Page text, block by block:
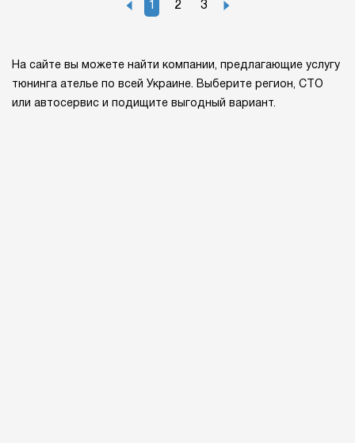
1 2 3
На сайте вы можете найти компании, предлагающие услугу
тюнинга ателье по всей Украине. Выберите регион, СТО
или автосервис и подищите выгодный вариант.